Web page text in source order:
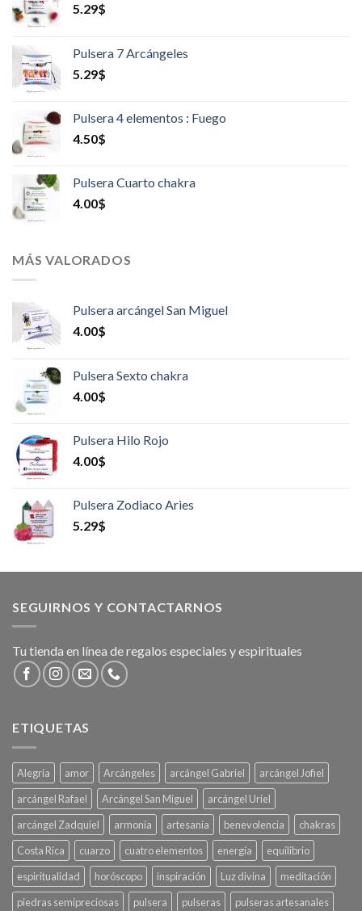
5.29$
Pulsera 7 Arcángeles
5.29$
Pulsera 4 elementos : Fuego
4.50$
Pulsera Cuarto chakra
4.00$
MÁS VALORADOS
Pulsera arcángel San Miguel
4.00$
Pulsera Sexto chakra
4.00$
Pulsera Hilo Rojo
4.00$
Pulsera Zodiaco Aries
5.29$
SEGUIRNOS Y CONTACTARNOS
Tu tienda en línea de regalos especiales y espirituales
ETIQUETAS
Alegría amor Arcángeles arcángel Gabriel
arcángel Jofiel
arcángel Rafael
Arcángel San Miguel
arcángel Uriel
arcángel Zadquiel
armonía artesanía benevolencia
chakras
Costa Rica
cuarzo cuatro elementos energía
equilibrio
espiritualidad
horóscopo inspiración Luz divina
meditación
piedras semipreciosas
pulsera pulseras pulseras artesanales